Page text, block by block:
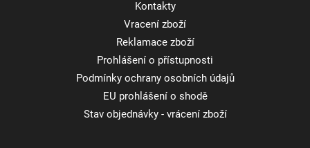
Kontakty
Vracení zboží
Reklamace zboží
Prohlášení o přístupnosti
Podmínky ochrany osobních údajů
EU prohlášení o shodě
Stav objednávky - vrácení zboží